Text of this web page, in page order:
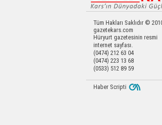
Tüm Hakları Saklıdır ©
gazetekars.com
Hüryurt gazetesinin resmi
internet sayfası.
(0474) 212 63 04
(0474) 223 13 68
(0533) 512 89 59
Haber Scripti